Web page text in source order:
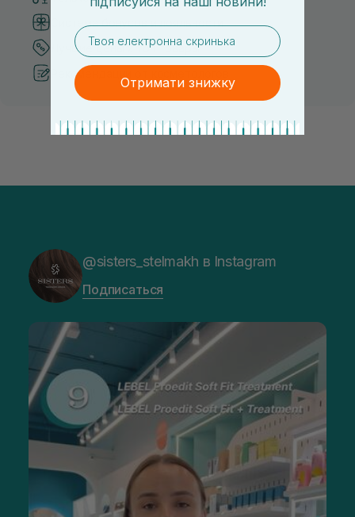
Система бонусов и лояльности
Лучшие цены и топ товары
Рекомендации от косметологов
@sisters_stelmakh в Instagram
Подписаться
email
Отримати знижку